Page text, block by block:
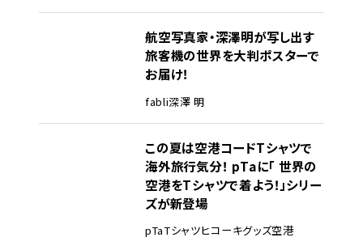
航空写真家・深澤明が写し出す
旅客機の世界を大判ポスターで
お届け！
fabli深澤 明
この夏は空港コードTシャツで
海外旅行気分！ pTaに「 世界の
空港をTシャツで着よう！」シリー
ズが新登場
pTaTシャツヒコーキグッズ空港